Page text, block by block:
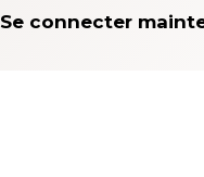
Se connecter